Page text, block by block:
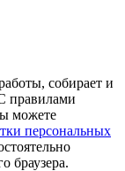
собирает и
правилами
можете
персональных
браузера.